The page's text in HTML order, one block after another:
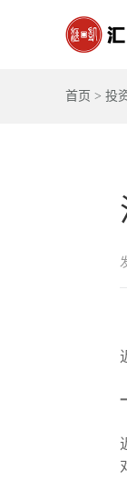
首页 > 投